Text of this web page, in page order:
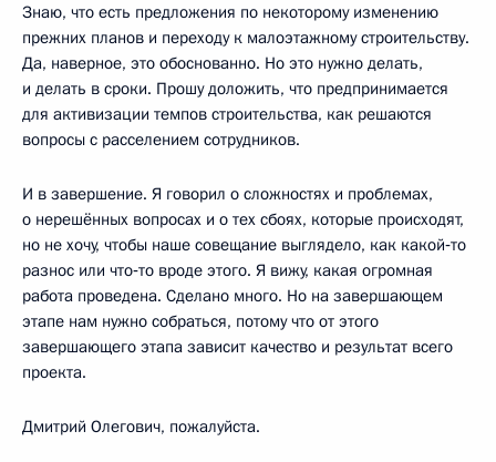
Знаю, что есть предложения по некоторому изменению
прежних планов и переходу к малоэтажному строительству.
Да, наверное, это обоснованно. Но это нужно делать,
и делать в сроки. Прошу доложить, что предпринимается
для активизации темпов строительства, как решаются
вопросы с расселением сотрудников.
И в завершение. Я говорил о сложностях и проблемах,
о нерешённых вопросах и о тех сбоях, которые происходят,
но не хочу, чтобы наше совещание выглядело, как какой‑то
разнос или что‑то вроде этого. Я вижу, какая огромная
работа проведена. Сделано много. Но на завершающем
этапе нам нужно собраться, потому что от этого
завершающего этапа зависит качество и результат всего
проекта.
Дмитрий Олегович, пожалуйста.